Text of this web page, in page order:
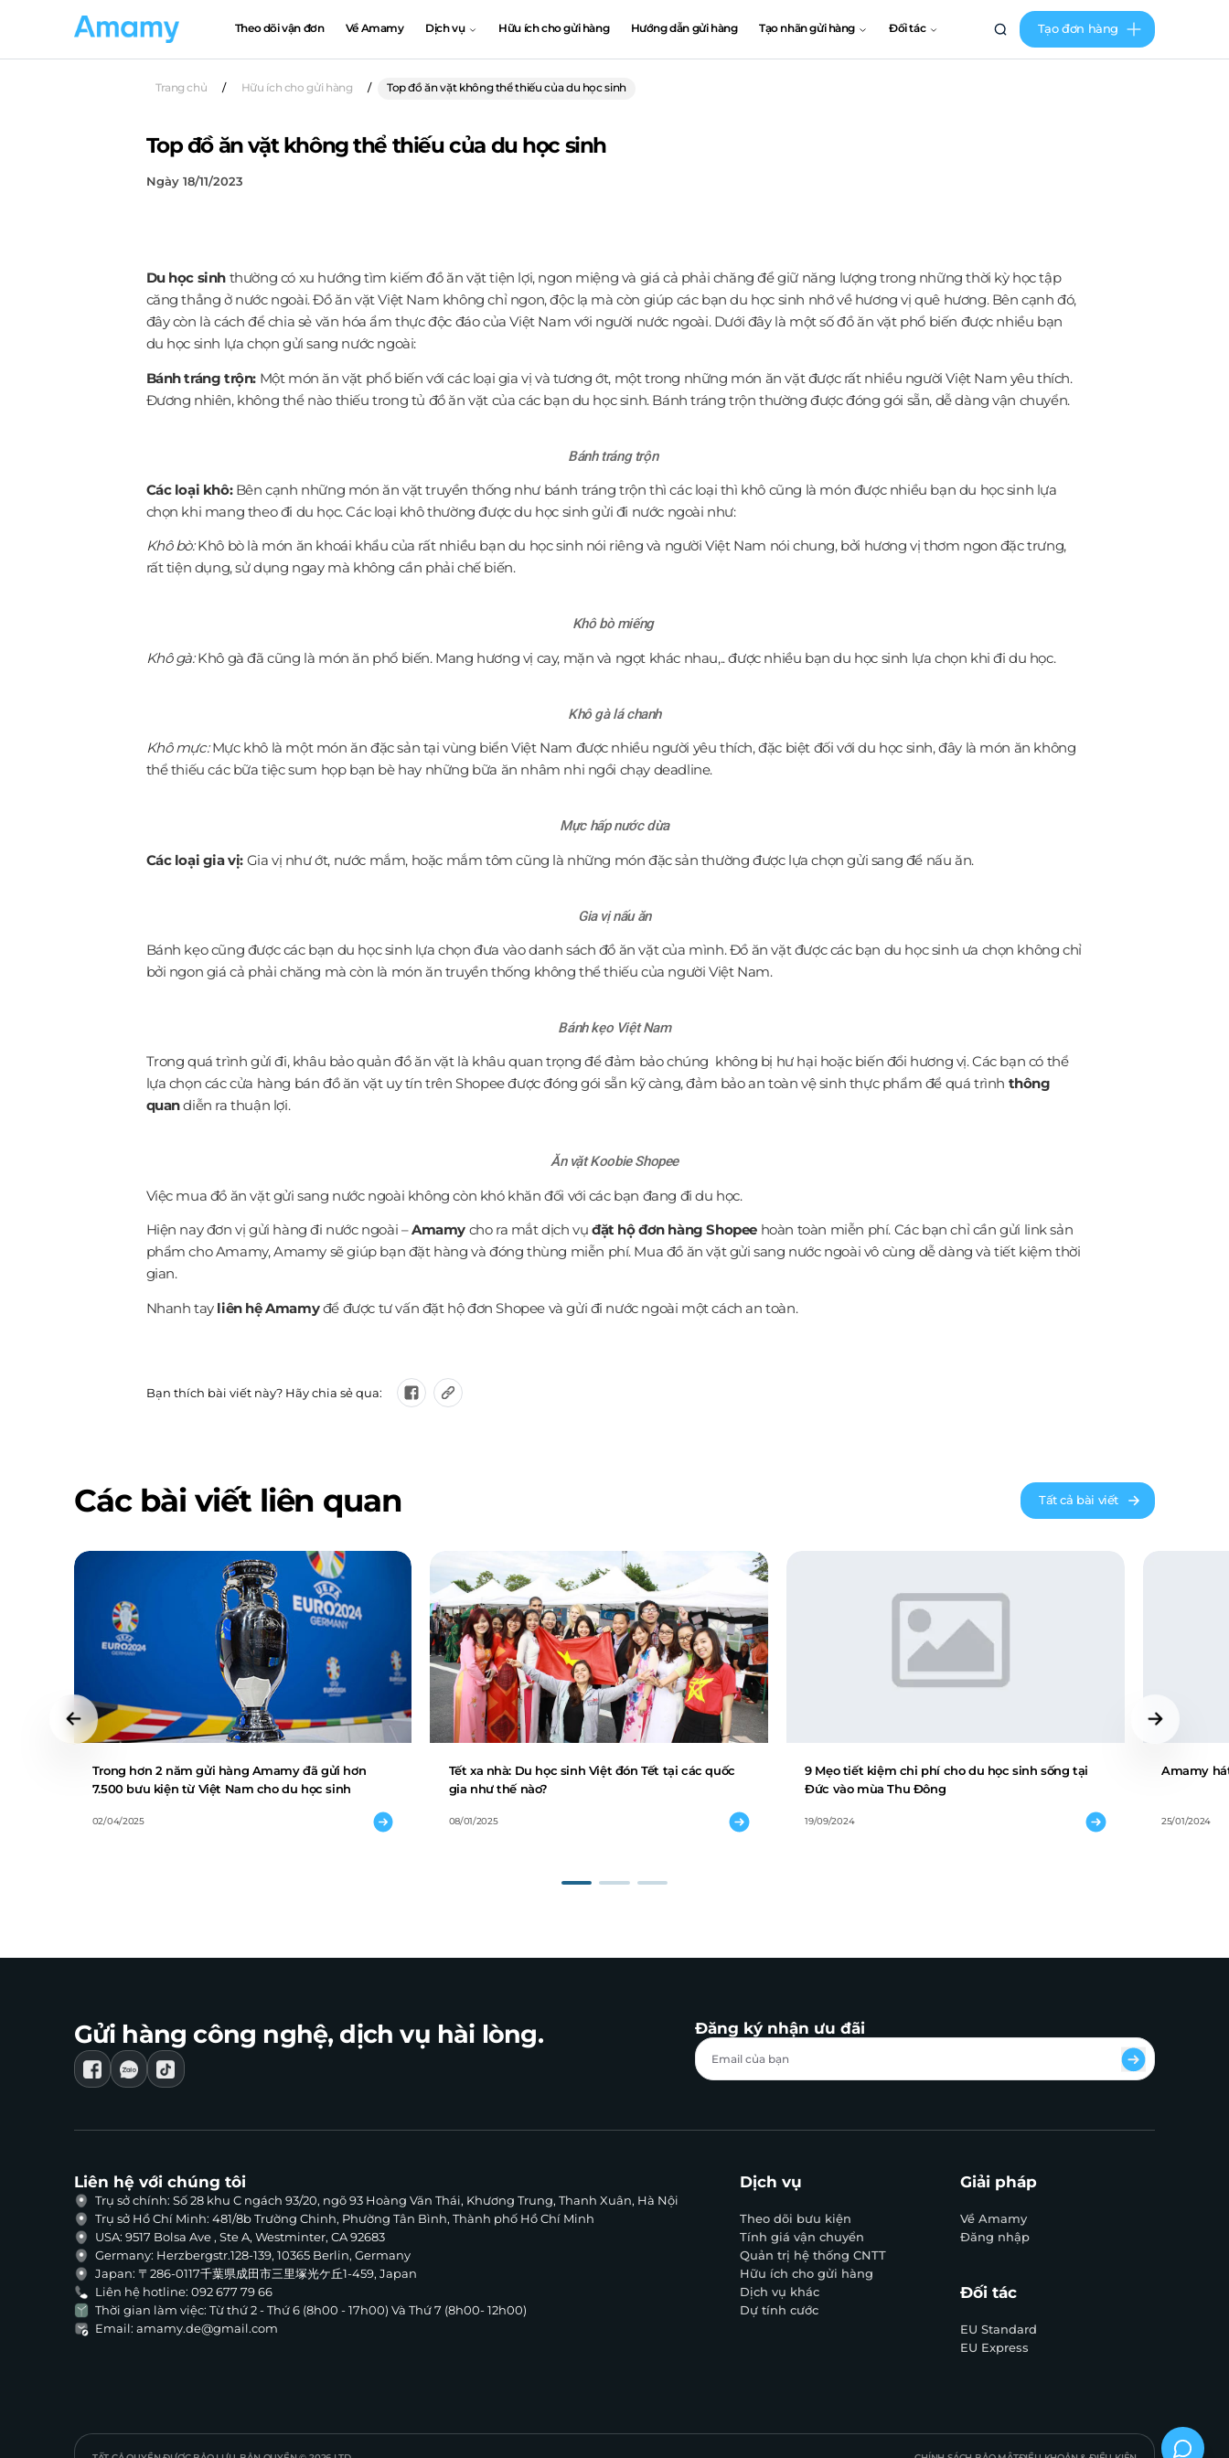
Theo dõi vận đơn Về Amamy Dịch vụ Hữu ích cho gửi hàng Hướng dẫn gửi hàng Tạo nhãn gửi hàng Đối tác Tạo đơn hàng
Trang chủ / Hữu ích cho gửi hàng / Top đồ ăn vặt không thể thiếu của du học sinh
Top đồ ăn vặt không thể thiếu của du học sinh
Ngày 18/11/2023
Du học sinh thường có xu hướng tìm kiếm đồ ăn vặt tiện lợi, ngon miệng và giá cả phải chăng để giữ năng lượng trong những thời kỳ học tập
căng thẳng ở nước ngoài. Đồ ăn vặt Việt Nam không chỉ ngon, độc lạ mà còn giúp các bạn du học sinh nhớ về hương vị quê hương. Bên cạnh đó,
đây còn là cách để chia sẻ văn hóa ẩm thực độc đáo của Việt Nam với người nước ngoài. Dưới đây là một số đồ ăn vặt phổ biến được nhiều bạn
du học sinh lựa chọn gửi sang nước ngoài:
Bánh tráng trộn: Một món ăn vặt phổ biến với các loại gia vị và tương ớt, một trong những món ăn vặt được rất nhiều người Việt Nam yêu thích.
Đương nhiên, không thể nào thiếu trong tủ đồ ăn vặt của các bạn du học sinh. Bánh tráng trộn thường được đóng gói sẵn, dễ dàng vận chuyển.
Bánh tráng trộn
Các loại khô: Bên cạnh những món ăn vặt truyền thống như bánh tráng trộn thì các loại thì khô cũng là món được nhiều bạn du học sinh lựa
chọn khi mang theo đi du học. Các loại khô thường được du học sinh gửi đi nước ngoài như:
Khô bò:Khô bò là món ăn khoái khẩu của rất nhiều bạn du học sinh nói riêng và người Việt Nam nói chung, bởi hương vị thơm ngon đặc trưng,
rất tiện dụng, sử dụng ngay mà không cần phải chế biến.
Khô bò miếng
Khô gà:Khô gà đã cũng là món ăn phổ biến. Mang hương vị cay, mặn và ngọt khác nhau,.. được nhiều bạn du học sinh lựa chọn khi đi du học.
Khô gà lá chanh
Khô mực:Mực khô là một món ăn đặc sản tại vùng biển Việt Nam được nhiều người yêu thích, đặc biệt đối với du học sinh, đây là món ăn không
thể thiếu các bữa tiệc sum họp bạn bè hay những bữa ăn nhâm nhi ngồi chạy deadline.
Mực hấp nước dừa
Các loại gia vị: Gia vị như ớt, nước mắm, hoặc mắm tôm cũng là những món đặc sản thường được lựa chọn gửi sang để nấu ăn.
Gia vị nấu ăn
Bánh kẹo cũng được các bạn du học sinh lựa chọn đưa vào danh sách đồ ăn vặt của mình. Đồ ăn vặt được các bạn du học sinh ưa chọn không chỉ
bởi ngon giá cả phải chăng mà còn là món ăn truyền thống không thể thiếu của người Việt Nam.
Bánh kẹo Việt Nam
Trong quá trình gửi đi, khâu bảo quản đồ ăn vặt là khâu quan trọng để đảm bảo chúng không bị hư hại hoặc biến đổi hương vị. Các bạn có thể
lựa chọn các cửa hàng bán đồ ăn vặt uy tín trên Shopee được đóng gói sẵn kỹ càng, đảm bảo an toàn vệ sinh thực phẩm để quá trình thông
quandiễn ra thuận lợi.
Ăn vặt Koobie Shopee
Việc mua đồ ăn vặt gửi sang nước ngoài không còn khó khăn đối với các bạn đang đi du học.
Hiện nay đơn vị gửi hàng đi nước ngoài –Amamycho ra mắt dịch vụ đặt hộ đơn hàng Shopee hoàn toàn miễn phí. Các bạn chỉ cần gửi link sản
phẩm cho Amamy, Amamy sẽ giúp bạn đặt hàng và đóng thùng miễn phí. Mua đồ ăn vặt gửi sang nước ngoài vô cùng dễ dàng và tiết kiệm thời
gian.
Nhanh tay liên hệ Amamyđể được tư vấn đặt hộ đơn Shopee và gửi đi nước ngoài một cách an toàn.
Bạn thích bài viết này? Hãy chia sẻ qua:
Các bài viết liên quan Tất cả bài viết
Trong hơn 2 năm gửi hàng Amamy đã gửi hơn
7.500 bưu kiện từ Việt Nam cho du học sinh
02/04/2025
Tết xa nhà: Du học sinh Việt đón Tết tại các quốc
gia như thế nào?
08/01/2025
9 Mẹo tiết kiệm chi phí cho du học sinh sống tại
Đức vào mùa Thu Đông
19/09/2024
Amamy
25/01/2024
Gửi hàng công nghệ, dịch vụ hài lòng. Đăng ký nhận ưu đãi
Liên hệ với chúng tôi
Trụ sở chính: Số 28 khu C ngách 93/20, ngõ 93 Hoàng Văn Thái, Khương Trung, Thanh Xuân, Hà Nội
Trụ sở Hồ Chí Minh: 481/8b Trường Chinh, Phường Tân Bình, Thành phố Hồ Chí Minh
USA: 9517 Bolsa Ave , Ste A, Westminter, CA 92683
Germany: Herzbergstr.128-139, 10365 Berlin, Germany
Japan: 〒286-0117千葉県成田市三里塚光ケ丘1-459, Japan
Liên hệ hotline: 092 677 79 66
Thời gian làm việc: Từ thứ 2 - Thứ 6 (8h00 - 17h00) Và Thứ 7 (8h00- 12h00)
Email: amamy.de@gmail.com
Dịch vụ
Theo dõi bưu kiện
Tính giá vận chuyển
Quản trị hệ thống CNTT
Hữu ích cho gửi hàng
Dịch vụ khác
Dự tính cước
Giải pháp
Về Amamy
Đăng nhập
Đối tác
EU Standard
EU Express